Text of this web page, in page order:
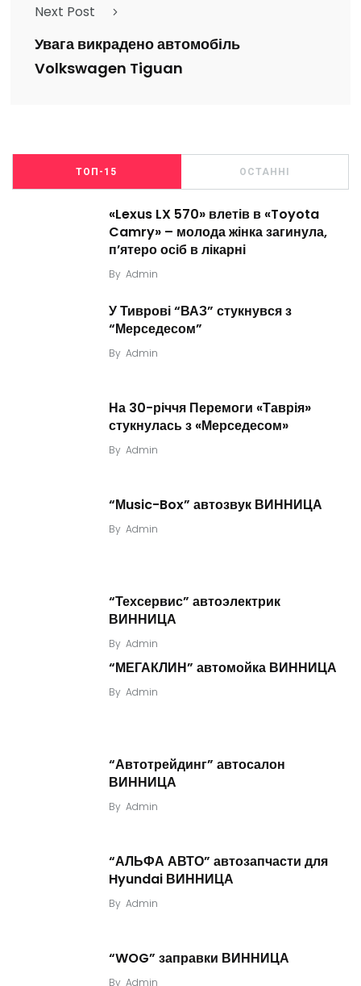
Next Post
Увага викрадено автомобіль
Volkswagen Tiguan
ТОП-15 ОСТАННІ
«Lexus LX 570» влетів в «Toyota
Camry» – молода жінка загинула,
п’ятеро осіб в лікарні
By Admin
У Тиврові “ВАЗ” стукнувся з
“Мерседесом”
By Admin
На 30-річчя Перемоги «Таврія»
стукнулась з «Мерседесом»
By Admin
“Мusic-Box” автозвук ВИННИЦА
By Admin
“Техсервис” автоэлектрик
ВИННИЦА
By Admin
“МЕГАКЛИН” автомойка ВИННИЦА
By Admin
“Автотрейдинг” автосалон
ВИННИЦА
By Admin
“АЛЬФА АВТО” автозапчасти для
Hyundai ВИННИЦА
By Admin
“WOG” заправки ВИННИЦА
By Admin